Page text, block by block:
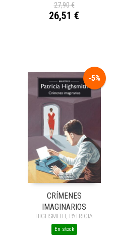
27,90 €
26,51 €
-5%
CRÍMENES
IMAGINARIOS
HIGHSMITH, PATRICIA
En stock